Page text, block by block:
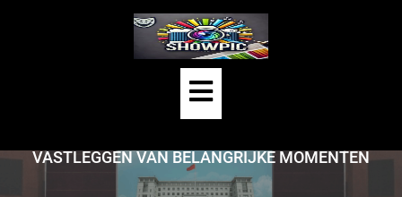
Open
Button
VASTLEGGEN VAN BELANGRIJKE MOMENTEN